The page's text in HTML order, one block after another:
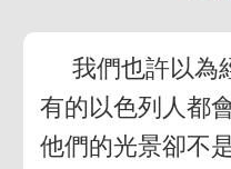
我們也許以為
有的以色列人都
他們的光景卻不